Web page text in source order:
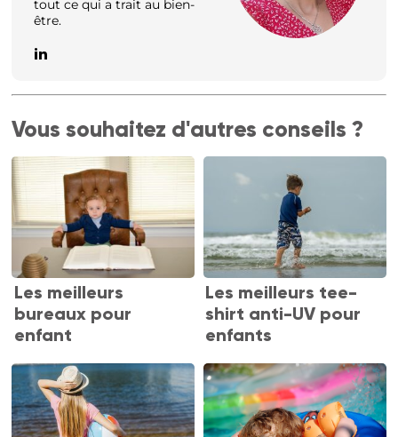
tout ce qui a trait au bien-
être.
Vous souhaitez d'autres conseils ?
Les meilleurs
bureaux pour
enfant
Les meilleurs tee-
shirt anti-UV pour
enfants